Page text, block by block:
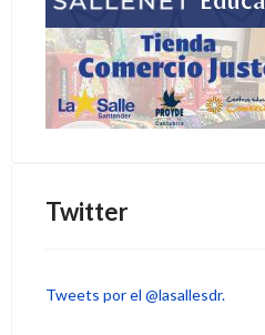
Twitter
Tweets por el @lasallesdr.